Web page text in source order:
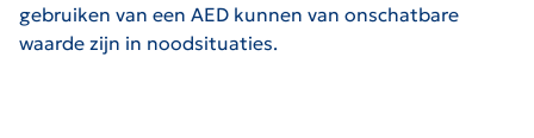
gebruiken van een AED kunnen van onschatbare
waarde zijn in noodsituaties.